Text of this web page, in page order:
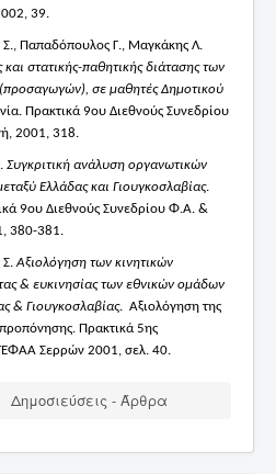
39.
Σ., Παπαδόπουλος Γ., Μαγκάκης Λ.
στατικής-παθητικής διάτασης των
σε μαθητές Δημοτικού
Πρακτικά 9ου Διεθνούς Συνεδρίου
2001, 318.
Συγκριτική ανάλυση οργανωτικών
Ελλάδας και Γιουγκοσλαβίας.
9ου Διεθνούς Συνεδρίου Φ.Α. &
380-381.
Σ.Αξιολόγηση των κινητικών
& ευκινησίας των εθνικών ομάδων
& Γιουγκοσλαβίας. Αξιολόγηση της
Πρακτικά 5ης
Σερρών 2001, σελ. 40.
Δημοσιεύσεις - Άρθρα